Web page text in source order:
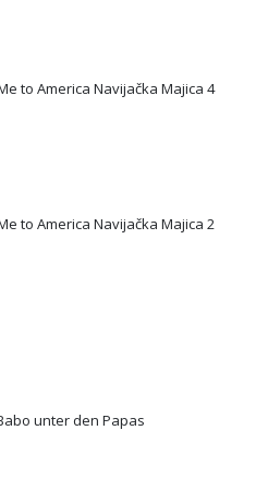
to America Navijačka Majica 4
to America Navijačka Majica 2
unter den Papas